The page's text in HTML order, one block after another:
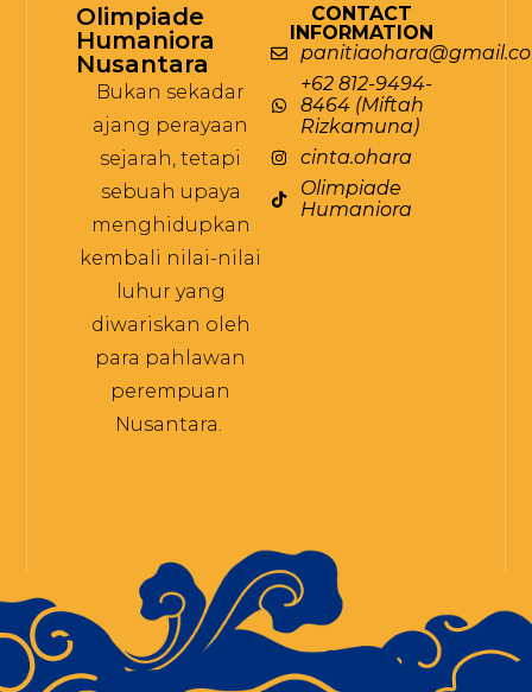
Olimpiade
Humaniora
Nusantara
Bukan sekadar
ajang perayaan
sejarah, tetapi
sebuah upaya
menghidupkan
kembali nilai-nilai
luhur yang
diwariskan oleh
para pahlawan
perempuan
Nusantara.
CONTACT
INFORMATION
+62 812-9494-
8464 (Miftah
Rizkamuna)
cinta.ohara
Olimpiade
Humaniora